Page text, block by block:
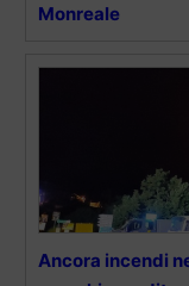
Monreale
Ancora incendi